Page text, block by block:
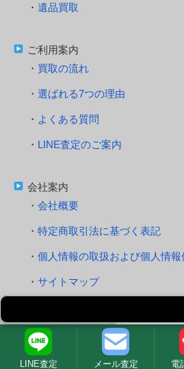
LINE査定 メール査定 電
遺品買取
ご利用案内
買取の流れ
選ばれる7つの理由
よくある質問
LINE査定のご案内
会社案内
会社概要
特定商取引法に基づく表記
個人情報の取扱および個人情報
サイトマップ